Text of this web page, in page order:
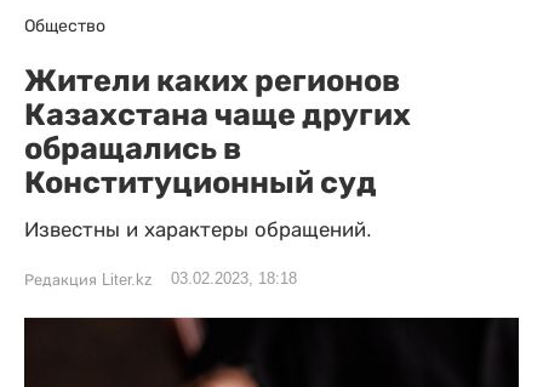
Общество
Жители каких регионов
Казахстана чаще других
обращались в
Конституционный суд
Известны и характеры обращений.
Редакция Liter.kz 03.02.2023, 18:18